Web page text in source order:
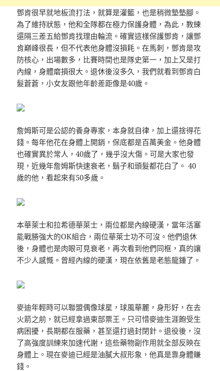
鄧肯很早就地板流打法，就算是灌籃，也是稍微墊墊腳。
為了維持狀態，他和全隊都在極力保護身體，為此，教練
還隔三差五給鄧肯找理由輪流。確實這樣保護鄧肯，讓鄧
肯巔峰很長，但不代表他身體沒損耗。在馬刺，鄧肯是攻
防核心，出場數多，比賽時間也是隊史第一，加上又是打
內線，身體磨損很大。退休後沒多久，我們就看到鄧肯白
髮蒼蒼，小女友跟他年齡差距像是40歲。
詹姆斯可是公認的養身專家，本身就自律，加上還捨得花
錢。每年他花在身體上開銷，保底都是百萬美金。他身體
也確實異於常人，40歲了，幾乎沒大傷。可是大家也發
現，近幾年詹姆斯快速衰老，鬍子和頭髮都花白了。 40
歲的他，看起來有50多歲。
本華萊士和拉希德華萊士，兩位都是內線硬漢，當年活塞
能戰勝強大的OK組合，兩位華萊士功不可沒。他們退休
後，身體也是肉眼可見衰老，再次看到他們同框，真的讓
不少人感慨。曾經內線的硬漢，現在依舊是老態龍鍾了。
麥迪年輕時可以聯盟偶像球星，球風華麗，身形好，在去
火箭之前，就已經拿過東部票王。只可惜麥迪生涯飽受生
病困擾，長期都在服藥，甚至還打過封閉針。退役後，沒
了高強度訓練來加速代謝，這些藥物副作用就全部反映在
身體上。現在麥迪已經是油膩大叔形象，他真是靠身體賺
錢。